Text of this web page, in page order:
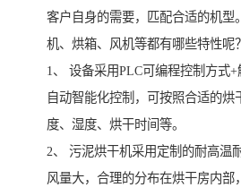
客户自身的需要，匹配合适的机型
机、烘箱、风机等都有哪些特性呢
1、 设备采用PLC可编程控制方式
自动智能化控制，可按照合适的烘
度、湿度、烘干时间等。
2、 污泥烘干机采用定制的耐高温
风量大，合理的分布在烘干房内部